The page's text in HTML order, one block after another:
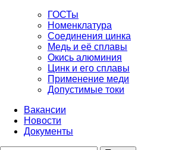
ГОСТы
Номенклатура
Соединения цинка
Медь и её сплавы
Окись алюминия
Цинк и его сплавы
Применение меди
Допустимые токи
Вакансии
Новости
Документы